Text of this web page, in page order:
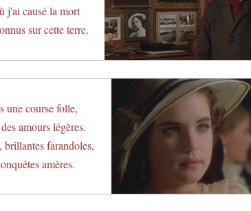
j'ai causé la mort
sur cette terre.
une course folle,
amours légères.
brillantes farandoles,
amères.